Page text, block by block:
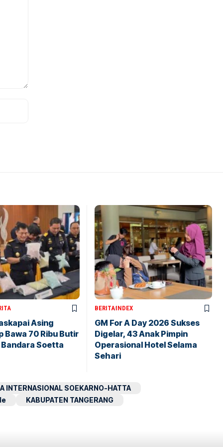
Asing
Bawa 70 Ribu Butir
Bandara Soetta
BERITAINDEX
GM For A Day 2026 Sukses
Digelar, 43 Anak Pimpin
Operasional Hotel Selama
Sehari
INTERNASIONAL SOEKARNO-HATTA
KABUPATEN TANGERANG